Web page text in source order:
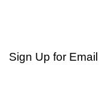
Búsqueda
Sign Up for Email